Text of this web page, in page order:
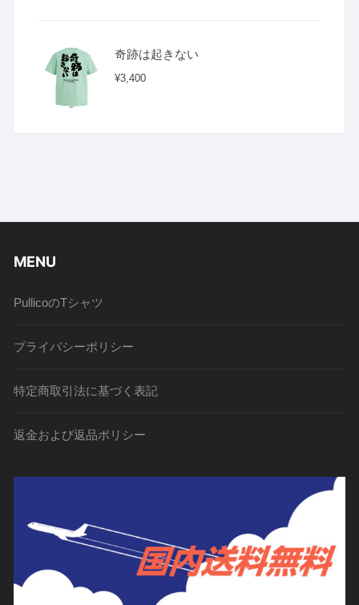
奇跡は起きない
¥3,400
MENU
PullicoのTシャツ
プライバシーポリシー
特定商取引法に基づく表記
返金および返品ポリシー